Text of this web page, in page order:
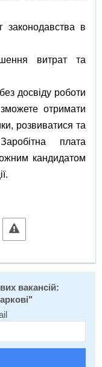
законодавства в
витрат та
досвіду роботи
отримати
розвиватися та
плата
кандидатом
вакансій:
"